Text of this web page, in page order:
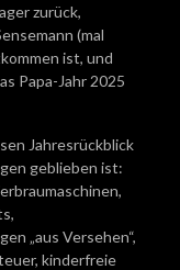
zurück,
(mal
ist, und
Papa-Jahr 2025
Jahresrückblick
geblieben ist:
„aus Versehen“,
kinderfreie